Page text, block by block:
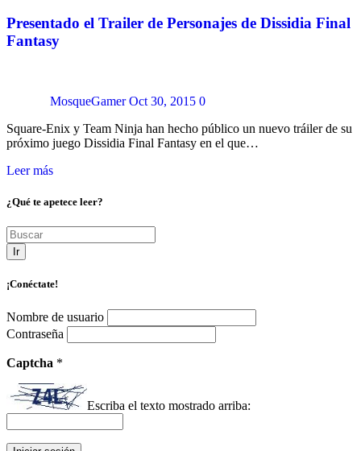
Presentado el Trailer de Personajes de Dissidia Final
Fantasy
MosqueGamer Oct 30, 2015 0
Square-Enix y Team Ninja han hecho público un nuevo tráiler de su
próximo juego Dissidia Final Fantasy en el que…
Leer más
¿Qué te apetece leer?
Ir
¡Conéctate!
Nombre de usuario
Contraseña
Captcha *
Escriba el texto mostrado arriba: